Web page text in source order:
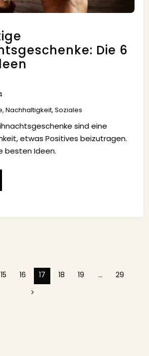
Die 6
, Nachhaltigkeit, Soziales
sind eine
etwas Positives beizutragen.
besten Ideen.
15 16 17 18 19 … 29